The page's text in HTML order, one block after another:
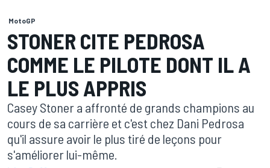
MotoGP
STONER CITE PEDROSA
COMME LE PILOTE DONT IL A
LE PLUS APPRIS
Casey Stoner a affronté de grands champions au
cours de sa carrière et c'est chez Dani Pedrosa
qu'il assure avoir le plus tiré de leçons pour
s'améliorer lui-même.